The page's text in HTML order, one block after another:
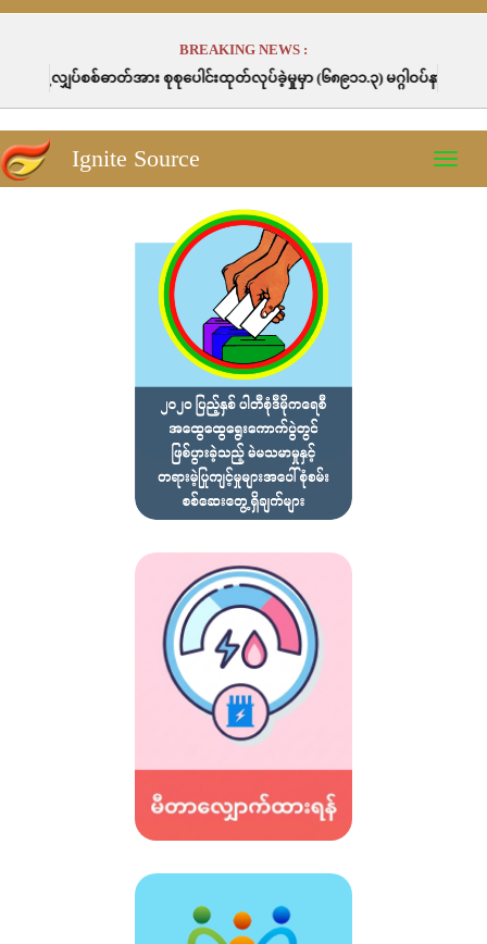
BREAKING NEWS :
ေါင်းထုတ်လုပ်ခဲ့မှုမှာ (၆၈၉၁၁.၃) မဂ္ဂါဝပ်နာရီဖြစ်ပါသည်။
Toggle
Ignite Source